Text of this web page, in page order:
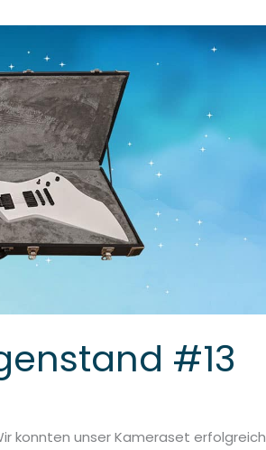
#13
konnten unser Kameraset erfolgreich